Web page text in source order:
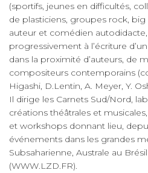
(sportifs, jeunes en difficultés,
de plasticiens, groupes rock,
auteur et comédien
progressivement à l’écriture
dans la proximité d’auteurs, de
compositeurs contemporains
Higashi, D.Lentin, A. Meyer, Y.
Il dirige les Carnets Sud/Nord,
créations théâtrales et
et workshops donnant lieu,
événements dans les grandes
Subsaharienne, Australe au
(WWW.LZD.FR).